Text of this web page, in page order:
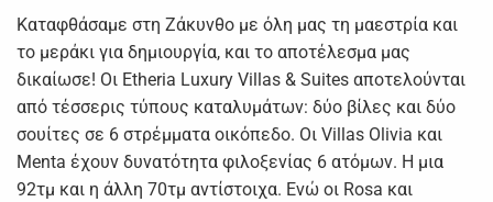
Καταφθάσαμε στη Ζάκυνθο με όλη μας τη μαεστρία και
το μεράκι για δημιουργία, και το αποτέλεσμα μας
δικαίωσε! Οι Etheria Luxury Villas & Suites αποτελούνται
από τέσσερις τύπους καταλυμάτων: δύο βίλες και δύο
σουίτες σε 6 στρέμματα οικόπεδο. Οι Villas Olivia και
Menta έχουν δυνατότητα φιλοξενίας 6 ατόμων. Η μια
92τμ και η άλλη 70τμ αντίστοιχα. Ενώ οι Rosa και